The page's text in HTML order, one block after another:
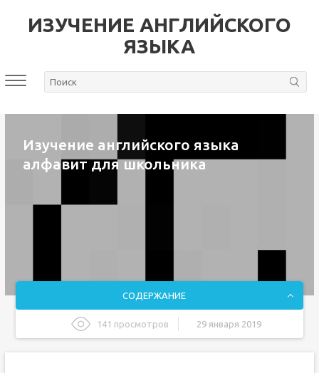
ИЗУЧЕНИЕ АНГЛИЙСКОГО
ЯЗЫКА
Изучение английского языка
алфавит для школьника
СОДЕРЖАНИЕ
141 просмотров 29 января 2019